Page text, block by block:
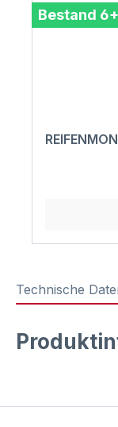
Bestand 6+
Technische